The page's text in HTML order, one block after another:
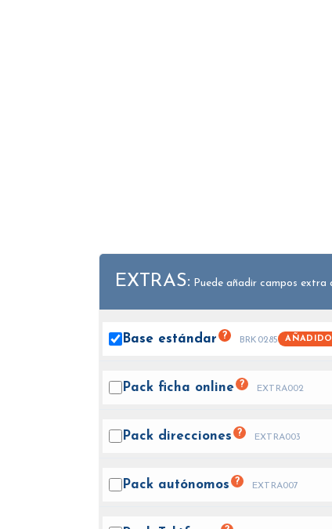
EXTRAS: Puede añadir campos extra
Base estándar ? BRK0285
Pack ficha online ? EXTRA002
Pack direcciones ? EXTRA003
Pack autónomos ? EXTRA007